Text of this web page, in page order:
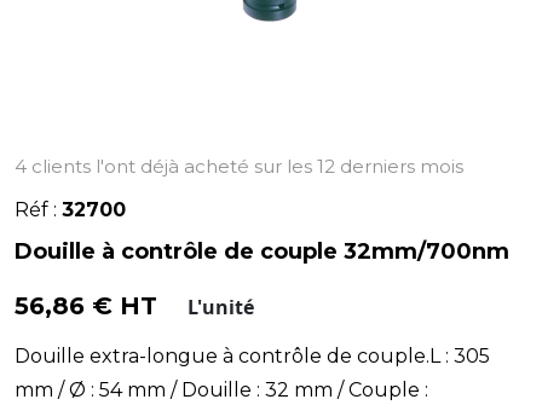
4 clients l'ont déjà acheté sur les 12 derniers mois
Réf : 32700
Douille à contrôle de couple 32mm/700nm
56,86 € HT L'unité
Douille extra-longue à contrôle de couple.L : 305
mm / Ø : 54 mm / Douille : 32 mm / Couple :